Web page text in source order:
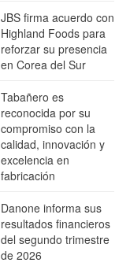
JBS firma acuerdo con
Highland Foods para
reforzar su presencia
en Corea del Sur
Tabañero es
reconocida por su
compromiso con la
calidad, innovación y
excelencia en
fabricación
Danone informa sus
resultados financieros
del segundo trimestre
de 2026